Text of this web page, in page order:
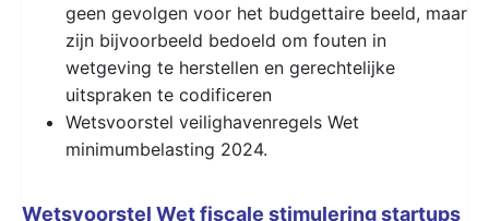
geen gevolgen voor het budgettaire beeld, maar
zijn bijvoorbeeld bedoeld om fouten in
wetgeving te herstellen en gerechtelijke
uitspraken te codificeren
Wetsvoorstel veilighavenregels Wet
minimumbelasting 2024.
Wetsvoorstel Wet fiscale stimulering startups